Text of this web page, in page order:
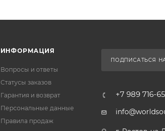
ИНФОРМАЦИЯ
Вопросы и ответы
Статусы заказов
Гарантия и возврат
Персональные данные
Правила продаж
ПОДПИСАТЬСЯ
+7 989 716-